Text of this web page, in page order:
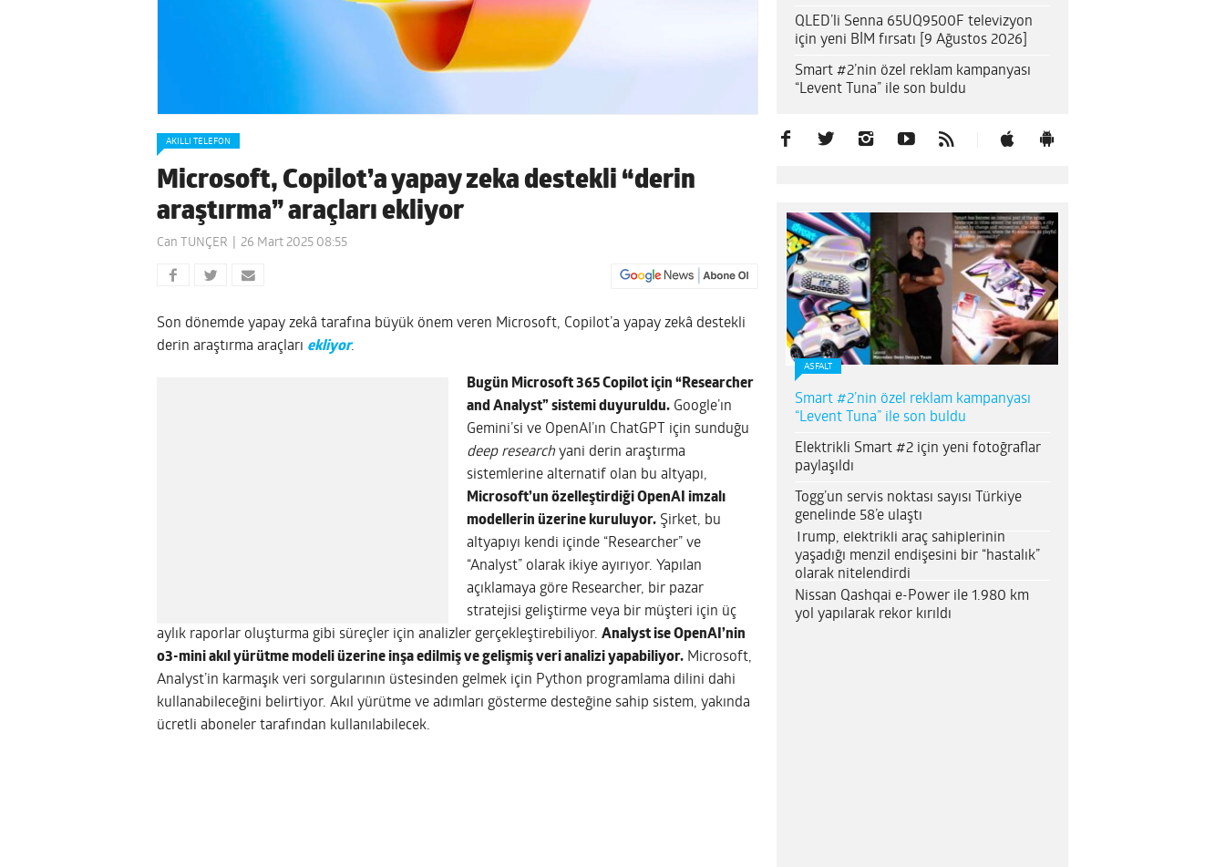
AKILLI TELEFON
Microsoft, Copilot’a yapay zeka destekli “derin
araştırma” araçları ekliyor
Can TUNÇER 26 Mart 2025 08:55
Son dönemde yapay zekâ tarafına büyük önem veren Microsoft, Copilot’a yapay zekâ destekli
derin araştırma araçları ekliyor.
Bugün Microsoft 365 Copilot için “Researcher
and Analyst” sistemi duyuruldu. Google’ın
Gemini’si ve OpenAI’ın ChatGPT için sunduğu
deep researchyani derin araştırma
sistemlerine alternatif olan bu altyapı,
Microsoft’un özelleştirdiği OpenAI imzalı
modellerin üzerine kuruluyor. Şirket, bu
altyapıyı kendi içinde “Researcher” ve
“Analyst” olarak ikiye ayırıyor. Yapılan
açıklamaya göre Researcher, bir pazar
stratejisi geliştirme veya bir müşteri için üç
aylık raporlar oluşturma gibi süreçler için analizler gerçekleştirebiliyor. Analyst ise OpenAI’nin
o3-mini akıl yürütme modeli üzerine inşa edilmiş ve gelişmiş veri analizi yapabiliyor. Microsoft,
Analyst’in karmaşık veri sorgularının üstesinden gelmek için Python programlama dilini dahi
kullanabileceğini belirtiyor. Akıl yürütme ve adımları gösterme desteğine sahip sistem, yakında
ücretli aboneler tarafından kullanılabilecek.
QLED’li Senna 65UQ9500F televizyon
için yeni BİM fırsatı [9 Ağustos 2026]
Smart #2’nin özel reklam kampanyası
“Levent Tuna” ile son buldu
ASFALT
Smart #2’nin özel reklam kampanyası
“Levent Tuna” ile son buldu
Elektrikli Smart #2 için yeni fotoğraflar
paylaşıldı
Togg’un servis noktası sayısı Türkiye
genelinde 58’e ulaştı
Trump, elektrikli araç sahiplerinin
yaşadığı menzil endişesini bir “hastalık”
olarak nitelendirdi
Nissan Qashqai e-Power ile 1.980 km
yol yapılarak rekor kırıldı